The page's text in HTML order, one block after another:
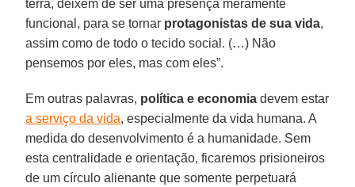
terra, deixem de ser uma presença meramente
funcional, para se tornar protagonistas de sua vida,
assim como de todo o tecido social. (…) Não
pensemos por eles, mas com eles”.
Em outras palavras, política e economia devem estar
a serviço da vida, especialmente da vida humana. A
medida do desenvolvimento é a humanidade. Sem
esta centralidade e orientação, ficaremos prisioneiros
de um círculo alienante que somente perpetuará